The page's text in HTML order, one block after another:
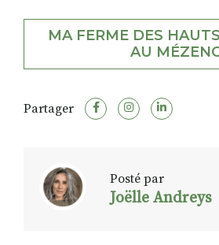
MA FERME DES
AU
Partager
Posté par
Joëlle Andreys